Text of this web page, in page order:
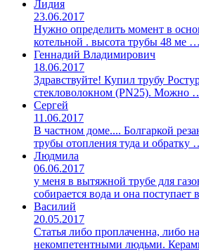
Лидия
23.06.2017
Нужно определить момент в
котельной . высота трубы 48 ме …
Геннадий Владимирович
18.06.2017
Здравствуйте! Купил трубу
стекловолокном (PN25). Можно
Сергей
11.06.2017
В частном доме.... Болгаркой
трубы отопления туда и обратку
Людмила
06.06.2017
у меня в вытяжной трубе для
собирается вода и она поступает
Василий
20.05.2017
Статья либо проплаченна, либо
некомпетентными людьми.